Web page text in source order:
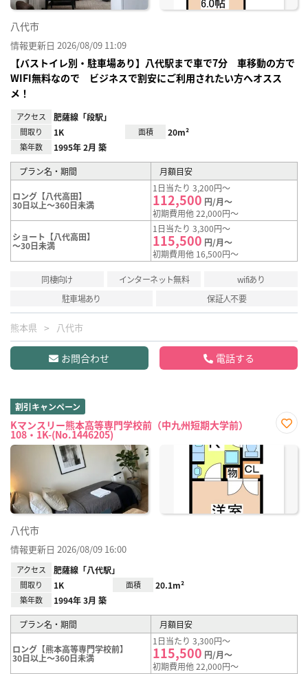
八代市
情報更新日 2026/08/09 11:09
【バストイレ別・駐車場あり】八代駅まで車で7分 車移動の方で
WIFI無料なので ビジネスで割安にご利用されたい方へオスス
メ！
アクセス 肥薩線「段駅」
間取り 1K 面積 20m²
築年数 1995年 2月 築
プラン名・期間 月額目安
ロング【八代高田】
30日以上～360日未満
1日当たり 3,200円～
112,500 円/月～
初期費用他 22,000円～
ショート【八代高田】
～30日未満
1日当たり 3,300円～
115,500 円/月～
初期費用他 16,500円～
同棲向け インターネット無料
wifiあり
駐車場あり
保証人不要
熊本県 八代市
お問合わせ 電話する
割引キャンペーン
Kマンスリー熊本高等専門学校前（中九州短期大学前）
108・1K-(No.1446205)
に入
八代市
情報更新日 2026/08/09 16:00
アクセス 肥薩線「八代駅」
間取り 1K 面積 20.1m²
築年数 1994年 3月 築
プラン名・期間 月額目安
ロング【熊本高等専門学校前】
30日以上～360日未満
1日当たり 3,300円～
115,500 円/月～
初期費用他 22,000円～